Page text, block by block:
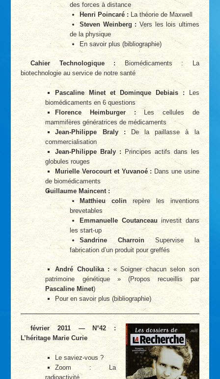
des forces à distance
Henri Poincaré : La théorie de Maxwell
Steven Weinberg :Vers les lois ultimes
de la physique
En savoir plus (bibliographie)
Cahier Technologique : Biomédicaments : La
biotechnologie au service de notre santé
Pascaline Minet et Dominque Debiais : Les
biomédicaments en 6 questions
Florence Heimburger :Les cellules de
mammifères génératrices de médicaments
Jean-Philippe Braly :De la paillasse à la
commercialisation
Jean-Philippe Braly : Principes actifs dans les
globules rouges
Murielle Verocourt et Yuvanoé : Dans une usine
de biomédicaments
Guillaume Maincent :
Matthieu colinrepère les inventions
brevetables
Emmanuelle Coutanceau investit dans
les start-up
Sandrine Charroin Supervise la
fabrication d’un produit pour greffés
André Choulika : « Soigner chacun selon son
patrimoine génétique » (Propos recueillis par
Pascaline Minet)
Pour en savoir plus (bibliographie)
février 2011 — N°42 :
L’héritage Marie Curie
Le saviez-vous ?
Zoom : La
radioactivité